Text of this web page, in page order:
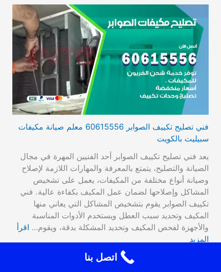
فني تصليح تكييف الصوابر 60615556 معلم صيانة مكيفات
سبيليت بالكويت
يعد فني تصليح تكييف الصوابر أحد الفنيين المهرة في مجال
الصيانة والتصليح، يتمتع بالمعرفة والمهارات اللازمة لإصلاح
وصيانة أنواع مختلفة من المكيفات، يعمل على تشخيص
المشاكل وإصلاحها لضمان عمل المكيف بكفاءة عالية. فني
تكييف الصوابر يقوم بتشخيص المشاكل التي يعاني منها
المكيف وتحديد سبب العطل ويستخدم الأدوات المناسبة
والأجهزة لفحص المكيف وتحديد المشكلة بدقة، ويقوم… اقرأ
المزيد
اتصل بنا